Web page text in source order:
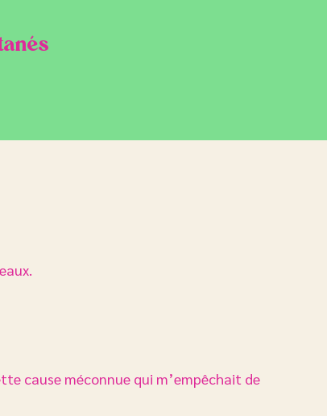
cause méconnue qui m’empêchait de